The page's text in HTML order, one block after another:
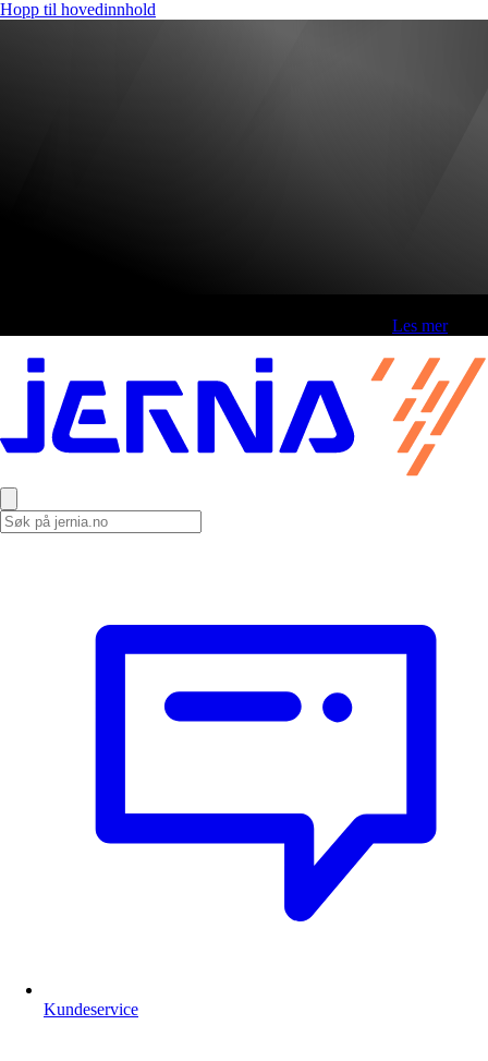
Hopp til hovedinnhold
Les mer
Kundeservice